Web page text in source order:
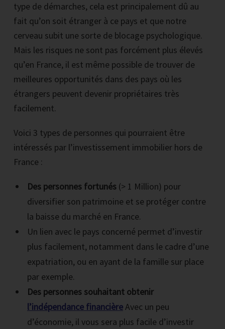
type de démarches, cela est principalement dû au
fait qu’on soit étranger à ce pays et que notre
cerveau subit une sorte de blocage psychologique.
Mais les risques ne sont pas forcément plus élevés
qu’en France, il est même possible de trouver de
meilleures opportunités dans des pays où les
étrangers peuvent devenir propriétaires très
facilement.
Voici 3 types de personnes qui pourraient être
intéressés par l’investissement immobilier hors de
France :
Des personnes fortunés(> 1 Million) pour
diversifier son patrimoine et se protéger contre
la baisse du marché en France.
Un lien avec le pays concerné permet d’investir
plus facilement, notamment dans le cadre d’une
expatriation, ou en ayant de la famille sur place
par exemple.
Des personnes souhaitant obtenir
l’indépendance financièreAvec un peu
d’économie, il vous sera plus facile d’investir